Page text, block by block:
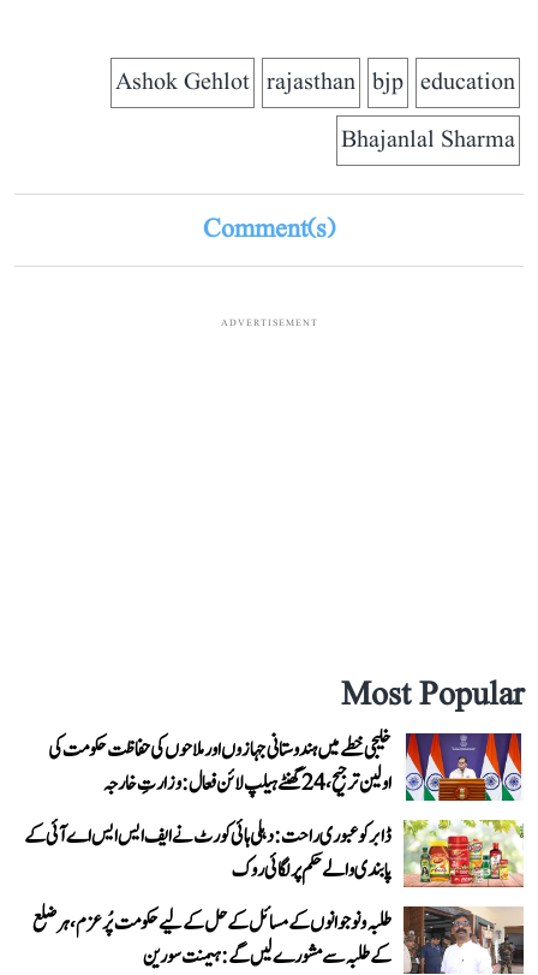
education
bjp
rajasthan
Ashok Gehlot
Bhajanlal Sharma
Comment(s)
ADVERTISEMENT
Most Popular
خلیجی خطے میں ہندوستانی جہازوں اور ملاحوں کی حفاظت حکومت کی
اولین ترجیح، 24 گھنٹے ہیلپ لائن فعال: وزارتِ خارجہ
ڈابر کو عبوری راحت: دہلی ہائی کورٹ نے ایف ایس ایس اے آئی کے
پابندی والے حکم پر لگائی روک
طلبہ و نوجوانوں کے مسائل کے حل کے لیے حکومت پُرعزم، ہر ضلع
کے طلبہ سے مشورے لیں گے: ہیمنت سورین